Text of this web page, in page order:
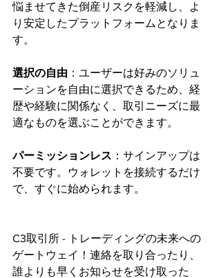
悩ませてきた倒産リスクを軽減し、よ
り安定したプラットフォームとなりま
す。
選択の自由 ：ユーザーは好みのソリュ
ーションを自由に選択できるため、経
歴や経験に関係なく、取引ニーズに最
適なものを選ぶことができます。
パーミッションレス ：サインアップは
不要です。ウォレットを接続するだけ
で、すぐに始められます。
C3取引所 - トレーディングの未来への
ゲートウェイ！連絡を取り合ったり、
誰よりも早くお知らせを受け取った